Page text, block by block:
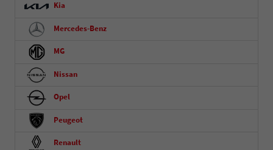
Kia
Mercedes-Benz
MG
Nissan
Opel
Peugeot
Renault